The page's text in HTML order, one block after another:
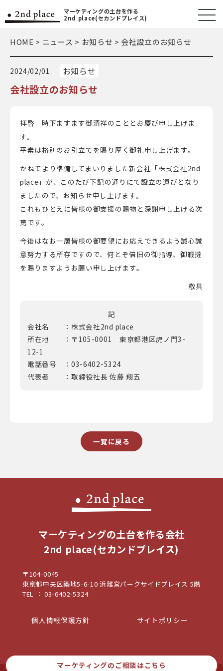
マーケティングの土台を作る
2nd place(セカンドプレイス)
HOME > ニュース > お知らせ > 会社設立のお知らせ
2024/02/01 お知らせ
会社設立のお知らせ
拝啓 時下ますます御清祥のこととお慶び申し上げま
す。
平素は格別のお引立てを賜り厚く御礼申し上げます。
かねてより準備してまいりました新会社「株式会社2nd
place」が、このたび下記の通りにて設立の運びとなり
ましたので、お知らせ申し上げます。
これもひとえに皆様の御支援の賜物と深謝申し上げる次
第です。
今後はなお一層皆様の御要望にお応えできるよう誠心誠
意努力する所存ですので、何とぞ倍旧の御指導、御鞭撻
を賜りますようお願い申し上げます。
敬具
記
会社名 ：株式会社2nd place
所在地 ：〒105-0001 東京都港区虎ノ門3-
12-1
電話番号 ：03-6402-5324
代表者 ：取締役社長 佐藤 翔五
一覧に戻る
マーケティングの ご相談はこちら
マーケティングの土台を作る会社
2nd place(セカンドプレイス)
〒104-0045
東京都中央区築地5-6-10 浜離宮パークサイドプレイス 5階
TEL ： 03-6402-5324
個人情報保護方針 サイトポリシー